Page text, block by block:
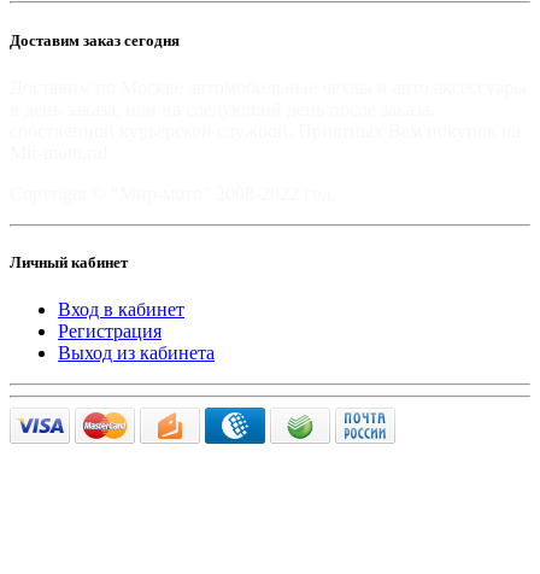
Доставим заказ сегодня
Личный кабинет
Вход в кабинет
Регистрация
Выход из кабинета